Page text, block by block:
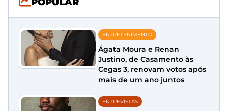
ENTRETENIMENTO
Ágata Moura e Renan
Justino, de Casamento às
Cegas 3, renovam votos após
mais de um ano juntos
ENTREVISTAS